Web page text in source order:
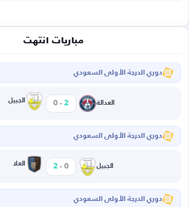
مباريات انتهت
دوري الدرجة الأولى السعودي
العدالة 2
-
0 الجبيل
دوري الدرجة الأولى السعودي
الجبيل 0
-
2 العلا
دوري الدرجة الأولى السعودي